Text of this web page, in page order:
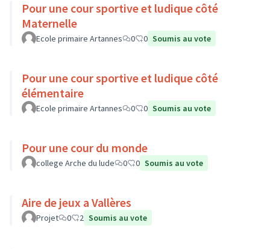
Pour une cour sportive et ludique côté
Maternelle
Ecole primaire Artannes 0 0 Soumis au vote
Pour une cour sportive et ludique côté
élémentaire
Ecole primaire Artannes 0 0 Soumis au vote
Pour une cour du monde
college Arche du lude 0 0 Soumis au vote
Aire de jeux a Vallères
Projet 0 2 Soumis au vote